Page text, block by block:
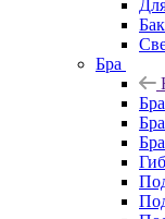
Бра
Бра